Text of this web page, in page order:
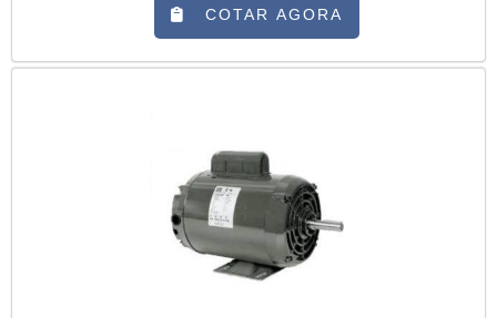
processo, é fundamental contar com um
laboratório de calibração SP, que presta
atendimento para empresas de todo o país.
qualidade de milhares de produtos...
COTAR AGORA